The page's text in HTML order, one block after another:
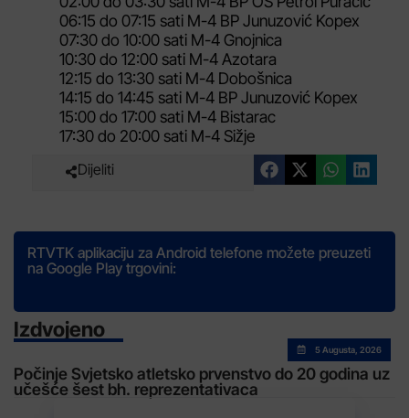
06:15 do 07:15 sati M-4 BP Junuzović Kopex
07:30 do 10:00 sati M-4 Gnojnica
10:30 do 12:00 sati M-4 Azotara
12:15 do 13:30 sati M-4 Dobošnica
14:15 do 14:45 sati M-4 BP Junuzović Kopex
15:00 do 17:00 sati M-4 Bistarac
17:30 do 20:00 sati M-4 Sižje
Dijeliti
RTVTK aplikaciju za Android telefone možete preuzeti
na Google Play trgovini:
Izdvojeno
5 Augusta, 2026
Počinje Svjetsko atletsko prvenstvo do 20 godina uz
učešće šest bh. reprezentativaca